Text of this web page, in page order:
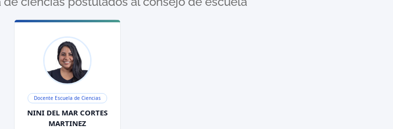
Docente Escuela de Ciencias
NINI DEL MAR CORTES
MARTINEZ